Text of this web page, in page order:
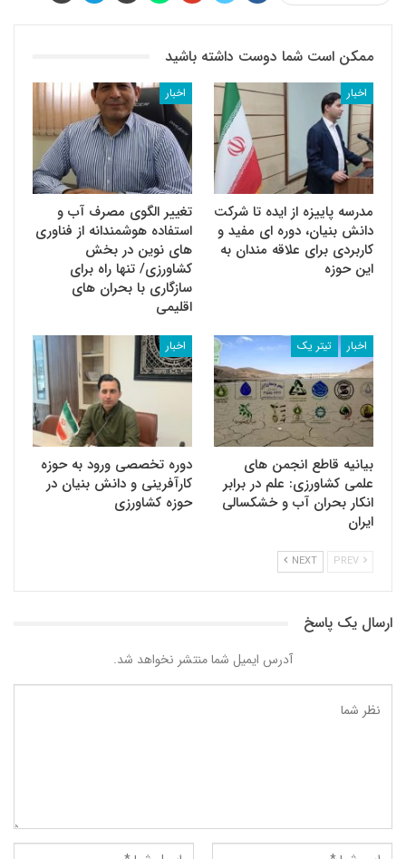
ممکن است شما دوست داشته باشید
اخبار
مدرسه پاییزه از ایده تا شرکت
دانش بنیان، دوره ای مفید و
کاربردی برای علاقه مندان به
این حوزه
اخبار
تغییر الگوی مصرف آب و
استفاده هوشمندانه از فناوری
های نوین در بخش
کشاورزی/ تنها راه برای
سازگاری با بحران های
اقلیمی
اخبار تیتر یک
بیانیه قاطع انجمن های
علمی کشاورزی: علم در برابر
انکار بحران آب و خشکسالی
ایران
اخبار
دوره تخصصی ورود به حوزه
کارآفرینی و دانش بنیان در
حوزه کشاورزی
NEXT
ارسال یک پاسخ
آدرس ایمیل شما منتشر نخواهد شد.